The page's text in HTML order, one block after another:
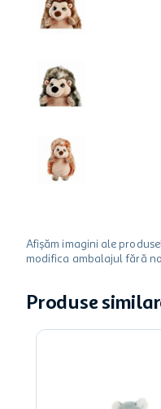
Afișăm imagini ale
modifica ambalajul fără
Produse